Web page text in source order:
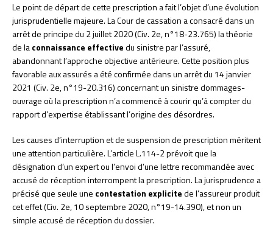
Le point de départ de cette prescription a fait l’objet d’une évolution
jurisprudentielle majeure. La Cour de cassation a consacré dans un
arrêt de principe du 2 juillet 2020 (Civ. 2e, n°18-23.765) la théorie
de laconnaissance effectivedu sinistre par l’assuré,
abandonnant l’approche objective antérieure. Cette position plus
favorable aux assurés a été confirmée dans un arrêt du 14 janvier
2021 (Civ. 2e, n°19-20.316) concernant un sinistre dommages-
ouvrage où la prescription n’a commencé à courir qu’à compter du
rapport d’expertise établissant l’origine des désordres.
Les causes d’interruption et de suspension de prescription méritent
une attention particulière. L’article L.114-2 prévoit que la
désignation d’un expert ou l’envoi d’une lettre recommandée avec
accusé de réception interrompent la prescription. La jurisprudence a
précisé que seule une contestation explicitede l’assureur produit
cet effet (Civ. 2e, 10 septembre 2020, n°19-14.390), et non un
simple accusé de réception du dossier.